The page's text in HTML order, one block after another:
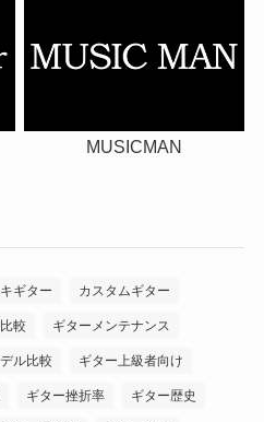
MUSICMAN
ギター カスタムギター
較 ギターメンテナンス
ル比較 ギター上級者向け
ギター挫折率 ギター歴史